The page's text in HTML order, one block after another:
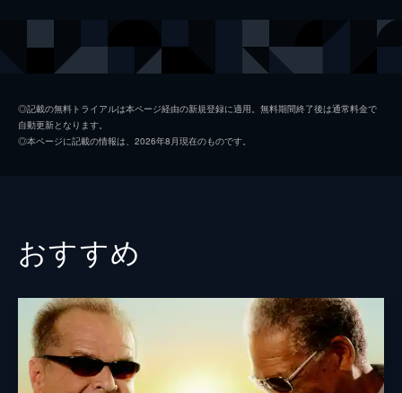
Ｊ・Ｋ・シモンズ
スアンヌ・スポーク
マックス・カッシュ
チャーリー・イアン
◎記載の無料トライアルは本ページ経由の新規登録に適用。無料期間終了後は通常料金で
自動更新となります。
◎本ページに記載の情報は、2026年8月現在のものです。
おすすめ